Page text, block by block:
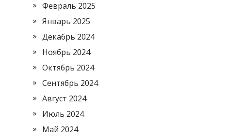
Февраль 2025
Январь 2025
Декабрь 2024
Ноябрь 2024
Октябрь 2024
Сентябрь 2024
Август 2024
Июль 2024
Май 2024